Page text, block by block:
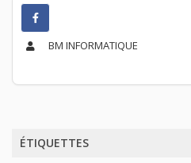
BM INFORMATIQUE
ÉTIQUETTES